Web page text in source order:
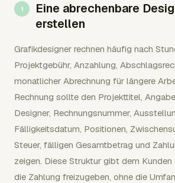
Eine abrechenbare
erstellen
Grafikdesigner rechnen häufig nach
Projektgebühr, Anzahlung,
monatlicher Abrechnung für längere
Rechnung sollte den Projekttitel,
Designer, Rechnungsnummer,
Fälligkeitsdatum, Positionen,
Steuer, fälligen Gesamtbetrag und
zeigen. Diese Struktur gibt dem
die Zahlung freizugeben, ohne die